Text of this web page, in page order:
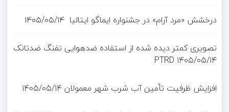
درخشش «مرد آرام» در جشنواره ایماگو ایتالیا ۱۴۰۵/۰۵/۱۴
تصویری کمتر دیده شده از استفاده ضدهوایی تفنگ ضدتانک
PTRD ۱۴۰۵/۰۵/۱۴
افزایش ظرفیت تأمین آب شرب شهر معمولان۱۴۰۵/۰۵/۱۴